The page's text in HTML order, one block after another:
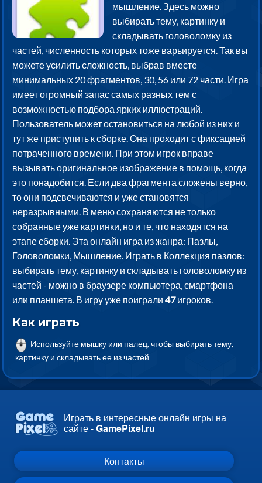
мышление. Здесь можно
выбирать тему, картинку и
складывать головоломку из
частей, численность которых тоже варьируется. Так вы
можете усилить сложность, выбрав вместе
минимальных 20 фрагментов, 30, 56 или 72 части. Игра
имеет огромный запас самых разных тем с
возможностью подбора ярких иллюстраций.
Пользователь может остановиться на любой из них и
тут же приступить к сборке. Она проходит с фиксацией
потраченного времени. При этом игрок вправе
вызывать оригинальное изображение в помощь, когда
это понадобится. Если два фрагмента сложены верно,
то они подсвечиваются и уже становятся
неразрывными. В меню сохраняются не только
собранные уже картинки, но и те, что находятся на
этапе сборки. Эта онлайн игра из жанра: Пазлы,
Головоломки, Мышление. Играть в Коллекция пазлов:
выбирать тему, картинку и складывать головоломку из
частей - можно в браузере компьютера, смартфона
или планшета. В игру уже поиграли47игроков.
Как играть
Используйте мышку или палец, чтобы выбирать тему,
картинку и складывать ее из частей
Играть в интересные онлайн игры на
сайте -GamePixel.ru
Контакты